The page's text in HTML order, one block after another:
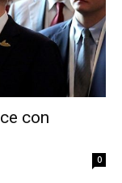
con
0